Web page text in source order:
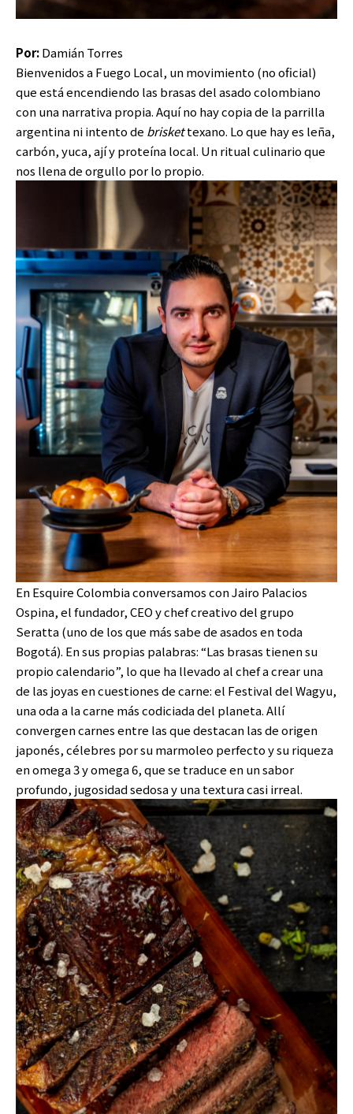
Por:Damián Torres
Bienvenidos a Fuego Local, un movimiento (no oficial)
que está encendiendo las brasas del asado colombiano
con una narrativa propia. Aquí no hay copia de la parrilla
argentina ni intento de briskettexano. Lo que hay es leña,
carbón, yuca, ají y proteína local. Un ritual culinario que
nos llena de orgullo por lo propio.
En Esquire Colombia conversamos con Jairo Palacios
Ospina, el fundador, CEO y chef creativo del grupo
Seratta (uno de los que más sabe de asados en toda
Bogotá). En sus propias palabras: “Las brasas tienen su
propio calendario”, lo que ha llevado al chef a crear una
de las joyas en cuestiones de carne: el Festival del Wagyu,
una oda a la carne más codiciada del planeta. Allí
convergen carnes entre las que destacan las de origen
japonés, célebres por su marmoleo perfecto y su riqueza
en omega 3 y omega 6, que se traduce en un sabor
profundo, jugosidad sedosa y una textura casi irreal.